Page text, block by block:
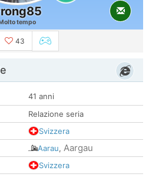
tempo
43
41 anni
Relazione seria
Svizzera
Aarau, Aargau
Svizzera